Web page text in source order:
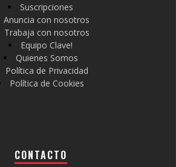
Suscripciones
Anuncia con nosotros
Trabaja con nosotros
Equipo Clave!
Quienes Somos
Política de Privacidad
Política de Cookies
CONTACTO